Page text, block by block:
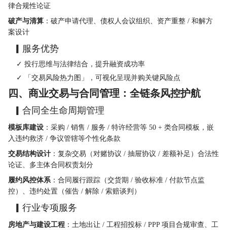
律合规性论证
破产与清算 ：破产申请代理、债权人会议组织、资产重整 / 和解方
案设计
▎服务优势
✓ 投行思维与法律结合，提升融资成功率
✓ 「交易风险热力图」，可视化呈现并购关键风险点
四、商业交易与合同管理：全链条风控护航
▎合同全生命周期管理
模板库建设 ：采购 / 销售 / 服务 / 特许经营等 50 + 类合同模板，嵌
入违约救济 / 争议管辖等个性化条款
交易结构设计 ：复杂交易（对赌协议 / 抽屉协议 / 差额补足）合法性
论证、多主体合同权责划分
履约风控体系：合同履行跟踪（交货期 / 验收标准 / 付款节点监
控）、违约处置（催告 / 解除 / 索赔谈判）
▎行业专项服务
房地产与建设工程 ：土地出让 / 工程招投标 / PPP 项目合规审查、工